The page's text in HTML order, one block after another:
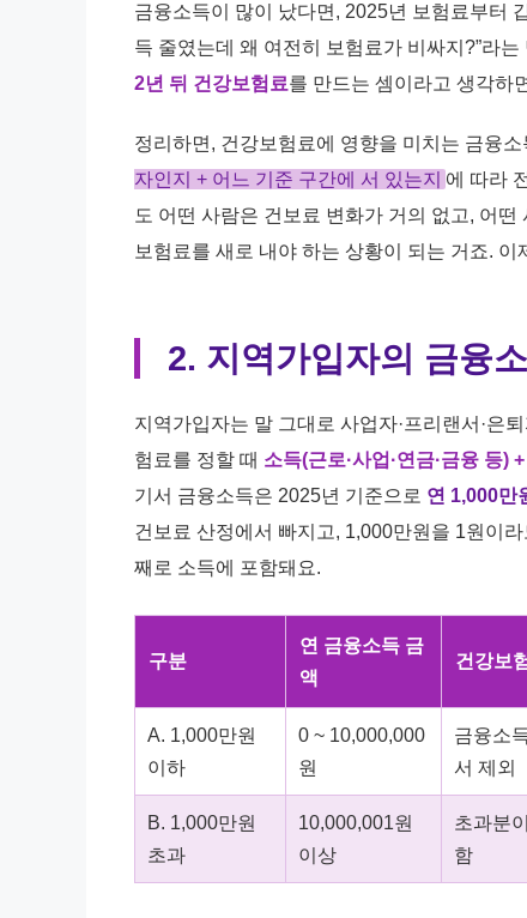
금융소득이 많이 났다면, 2025년 보험료부터
득 줄였는데 왜 여전히 보험료가 비싸지?”라
2년 뒤 건강보험료를 만드는 셈이라고 생각하
정리하면, 건강보험료에 영향을 미치는 금융
자인지 + 어느 기준 구간에 서 있는지 에 따라
도 어떤 사람은 건보료 변화가 거의 없고, 어
보험료를 새로 내야 하는 상황이 되는 거죠.
2. 지역가입자의 금융
지역가입자는 말 그대로 사업자·프리랜서·은
험료를 정할 때 소득(근로·사업·연금·금융 등)
기서 금융소득은 2025년 기준으로 연 1,000만
건보료 산정에서 빠지고, 1,000만원을 1원이
째로 소득에 포함돼요.
구분
연 금융소득 금
액
건강보
A. 1,000만원
이하
0 ~ 10,000,000
원
금융소
서 제외
B. 1,000만원
초과
10,000,001원
이상
초과분
함